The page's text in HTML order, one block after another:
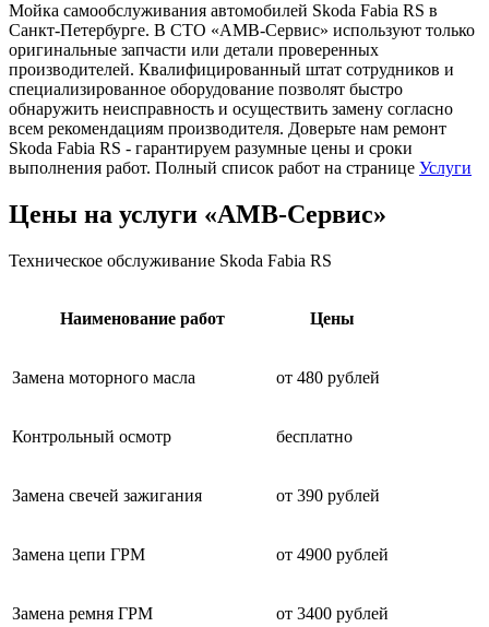
Мойка самообслуживания автомобилей Skoda Fabia RS в
Санкт-Петербурге. В СТО «АМВ-Сервис» используют только
оригинальные запчасти или детали проверенных
производителей. Квалифицированный штат сотрудников и
специализированное оборудование позволят быстро
обнаружить неисправность и осуществить замену согласно
всем рекомендациям производителя. Доверьте нам ремонт
Skoda Fabia RS - гарантируем разумные цены и сроки
выполнения работ. Полный список работ на странице Услуги
Цены на услуги «АМВ-Сервис»
Техническое обслуживание Skoda Fabia RS
Наименование работ Цены
Замена моторного масла от 480 рублей
Контрольный осмотр бесплатно
Замена свечей зажигания от 390 рублей
Замена цепи ГРМ от 4900 рублей
Замена ремня ГРМ от 3400 рублей